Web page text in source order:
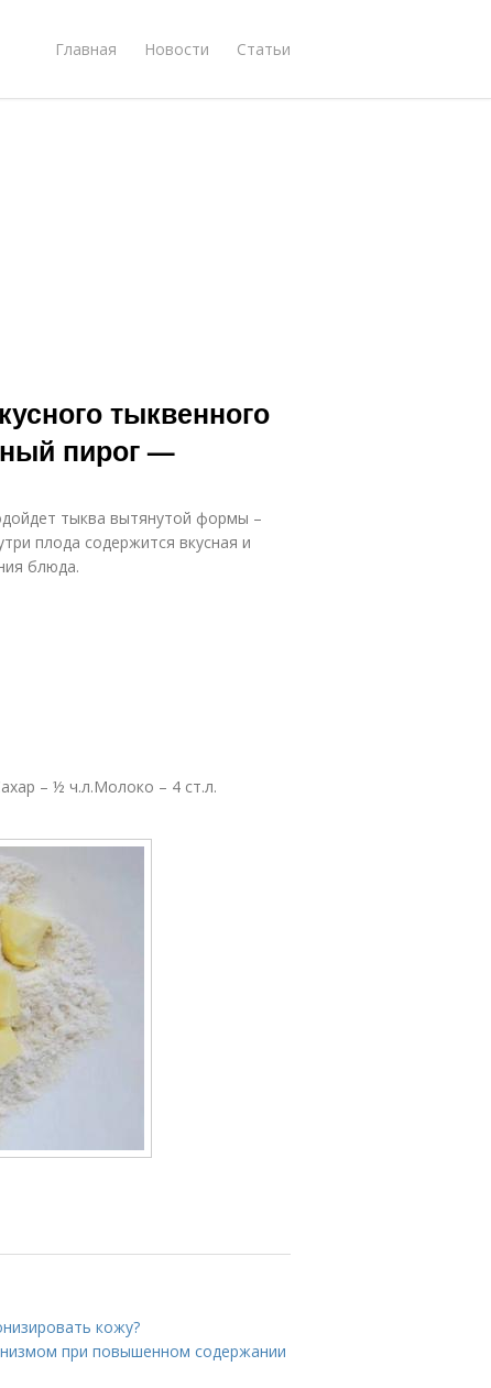
Главная Новости Статьи
тыквенного
пирог —
тыква вытянутой формы –
плода содержится вкусная и
блюда.
– ½ ч.л.Молоко – 4 ст.л.
кожу?
при повышенном содержании